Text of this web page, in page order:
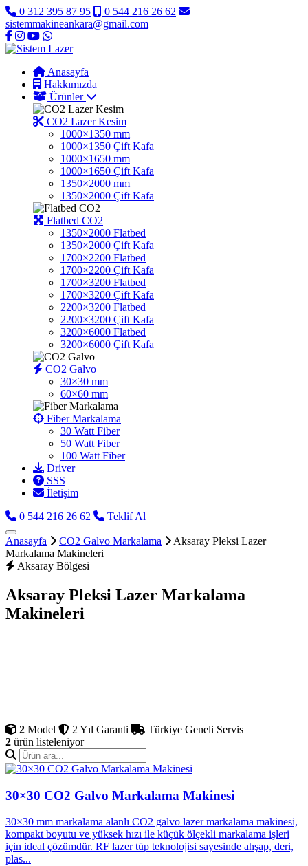
0 312 395 87 95
0 544 216 26 62
sistemmakineankara@gmail.com
Anasayfa
Hakkımızda
Ürünler
CO2 Lazer Kesim
1000×1350 mm
1000×1350 Çift Kafa
1000×1650 mm
1000×1650 Çift Kafa
1350×2000 mm
1350×2000 Çift Kafa
Flatbed CO2
1350×2000 Flatbed
1350×2000 Çift Kafa
1700×2200 Flatbed
1700×2200 Çift Kafa
1700×3200 Flatbed
1700×3200 Çift Kafa
2200×3200 Flatbed
2200×3200 Çift Kafa
3200×6000 Flatbed
3200×6000 Çift Kafa
CO2 Galvo
30×30 mm
60×60 mm
Fiber Markalama
30 Watt Fiber
50 Watt Fiber
100 Watt Fiber
Driver
SSS
İletişim
0 544 216 26 62
Teklif Al
Anasayfa CO2 Galvo Markalama
Aksaray Pleksi Lazer
Markalama Makineleri
Aksaray Bölgesi
Aksaray Pleksi Lazer Markalama
Makineleri
2 Model 2 Yıl Garanti
Türkiye Geneli Servis
2 ürün listeleniyor
30×30 CO2 Galvo Markalama Makinesi
30×30 mm markalama alanlı CO2 galvo lazer markalama makinesi,
kompakt boyutu ve yüksek hızı ile küçük ölçekli markalama işleri
için ideal çözümdür. RF lazer tüp teknolojisi sayesinde ahşap, deri,
plas...